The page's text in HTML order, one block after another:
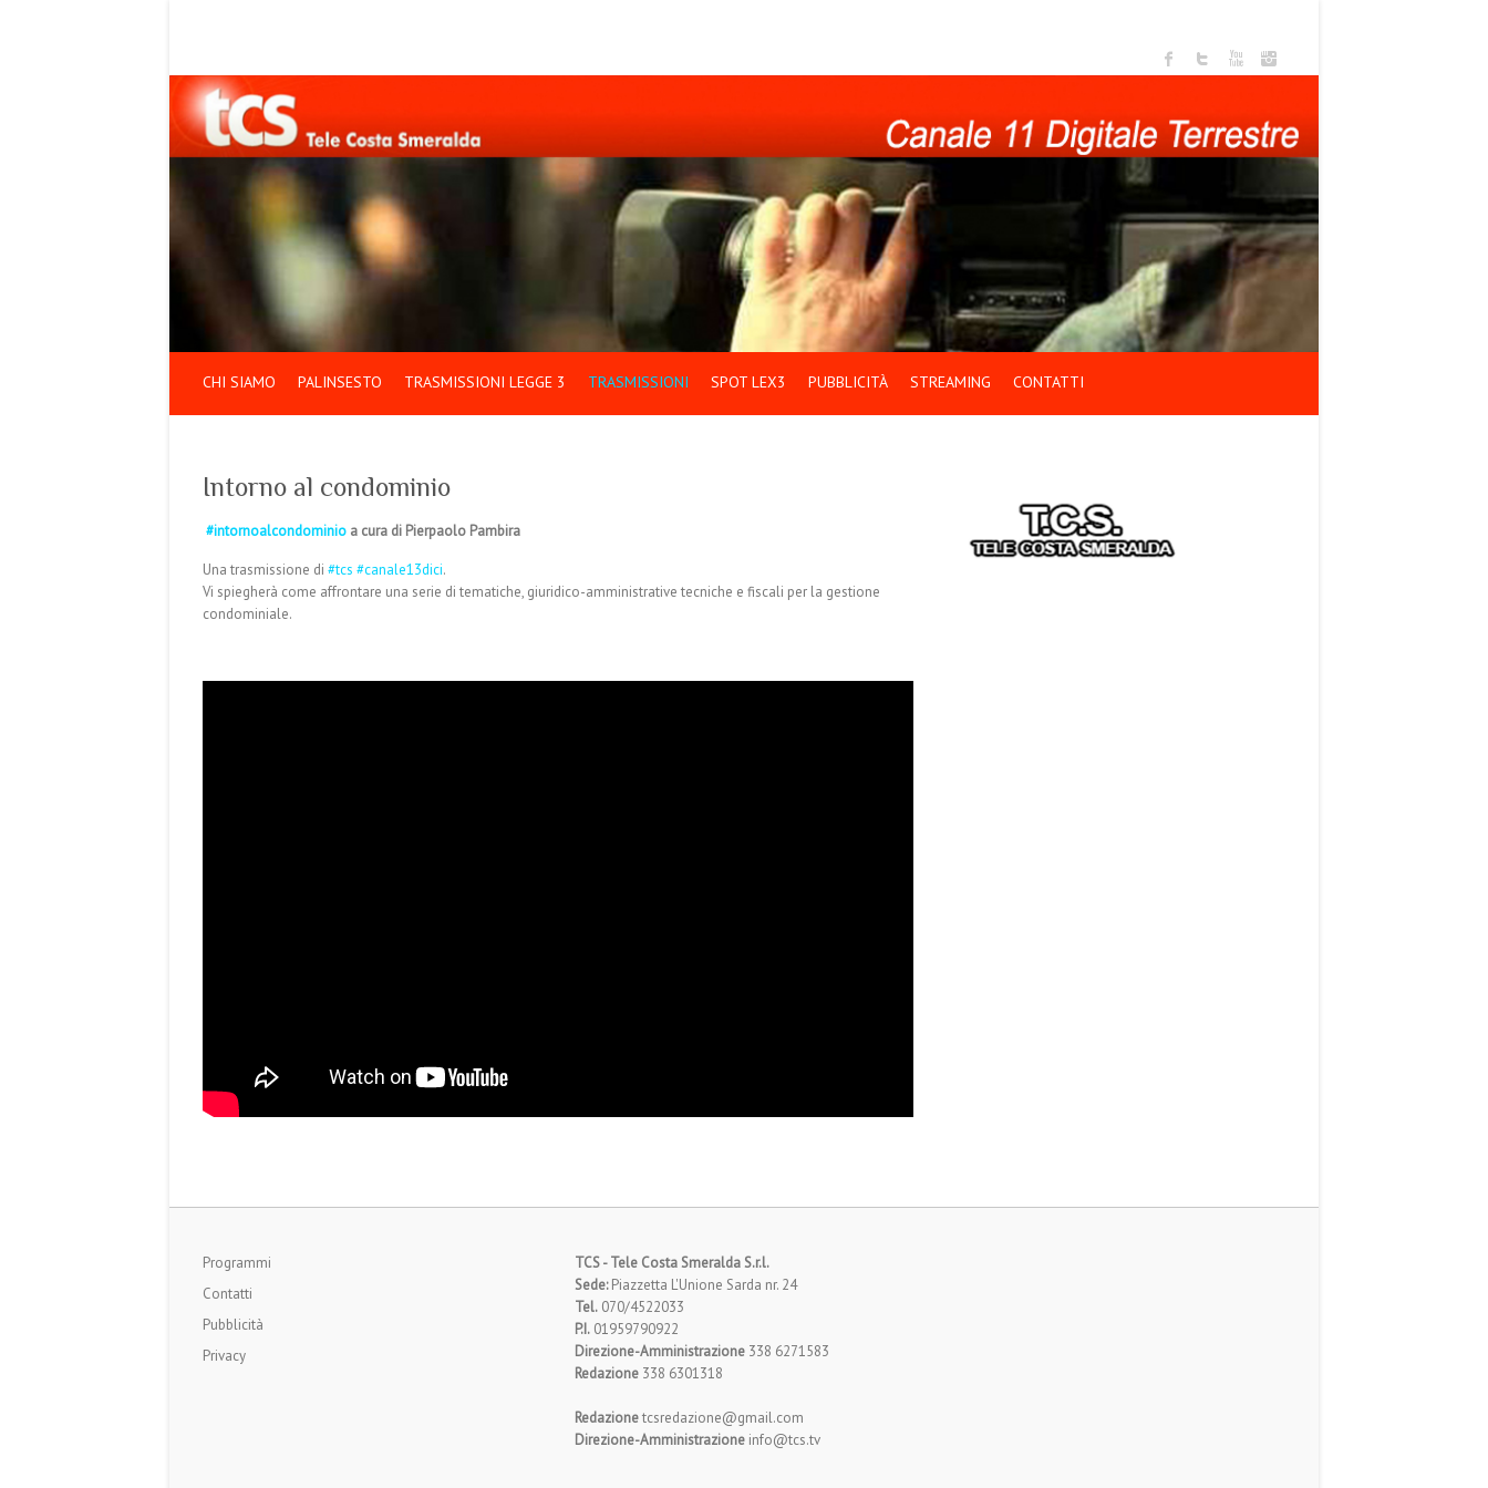
CHI SIAMO PALINSESTO TRASMISSIONI LEGGE 3 TRASMISSIONI SPOT LEX3 PUBBLICITÀ STREAMING CONTATTI
Intorno al condominio
#intornoalcondominio a cura di Pierpaolo Pambira
Una trasmissione di #tcs #canale13dici.
Vi spiegherà come affrontare una serie di tematiche, giuridico-amministrative tecniche e fiscali per la gestione
condominiale.
Programmi
Contatti
Pubblicità
Privacy
TCS - Tele Costa Smeralda S.r.l.
Sede:Piazzetta L'Unione Sarda nr. 24
Tel.070/4522033
P.I.01959790922
Direzione-Amministrazione338 6271583
Redazione338 6301318
Redazionetcsredazione@gmail.com
Direzione-Amministrazioneinfo@tcs.tv